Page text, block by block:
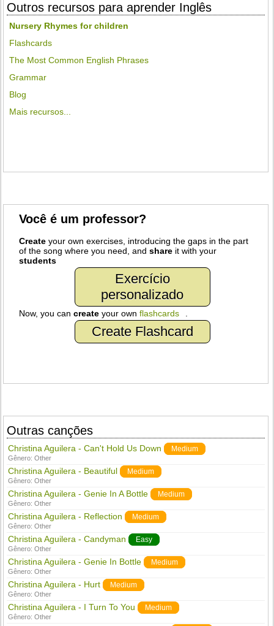
Outros recursos para aprender Inglês
Nursery Rhymes for children
Flashcards
The Most Common English Phrases
Grammar
Blog
Mais recursos...
Você é um professor?
Create your own exercises, introducing the gaps in the part
of the song where you need, andshare it with your
students
Exercício
personalizado
Now, you cancreate your ownflashcards
Create Flashcard
Outras canções
Christina Aguilera - Can't Hold Us Down Medium
Gênero:Other
Christina Aguilera - Beautiful Medium
Gênero:Other
Christina Aguilera - Genie In A Bottle Medium
Gênero:Other
Christina Aguilera - Reflection Medium
Gênero:Other
Christina Aguilera - Candyman Easy
Gênero:Other
Christina Aguilera - Genie In Bottle Medium
Gênero:Other
Christina Aguilera - Hurt Medium
Gênero:Other
Christina Aguilera - I Turn To You Medium
Gênero:Other